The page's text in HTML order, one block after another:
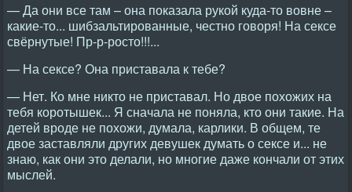
— Да они все там – она показала рукой куда-то вовне –
какие-то... шибзальтированные, честно говоря! На сексе
свёрнутые! Пр-р-росто!!!...
— На сексе? Она приставала к тебе?
— Нет. Ко мне никто не приставал. Но двое похожих на
тебя коротышек... Я сначала не поняла, кто они такие. На
детей вроде не похожи, думала, карлики. В общем, те
двое заставляли других девушек думать о сексе и... не
знаю, как они это делали, но многие даже кончали от этих
мыслей.